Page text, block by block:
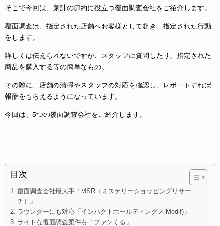
そこで今回は、家計の節約に役立つ覆面調査会社をご紹介します。
覆面調査は、指定された店舗へお客様として赴き、指定された行動
をします。
詳しくは伝えられないですが、スタッフに質問したり、指定された
商品を購入する等の簡単なもの。
その際に、店舗の清掃やスタッフの対応を確認し、レポートすれば
報酬をもらえるようになっています。
今回は、5つの覆面調査会社をご紹介します。
目次
覆面調査会社最大手「MSR（ミステリーショッピングリサー
チ）」
ラウンダーにも対応「インパクトホールディングス(Medif)」
ライトな覆面調査案件も「ファンくる」